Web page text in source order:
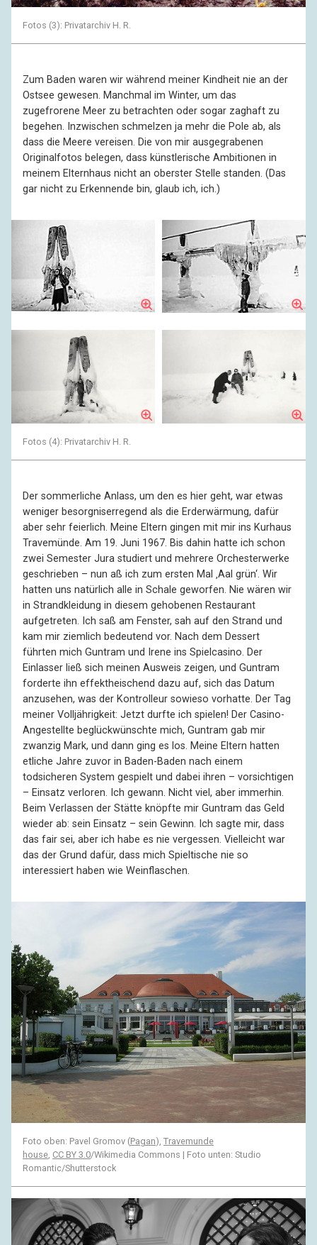
Fotos (3): Privatarchiv H. R.
Zum Baden waren wir während meiner Kindheit nie an der
Ostsee gewesen. Manchmal im Winter, um das
zugefrorene Meer zu betrachten oder sogar zaghaft zu
begehen. Inzwischen schmelzen ja mehr die Pole ab, als
dass die Meere vereisen. Die von mir ausgegrabenen
Originalfotos belegen, dass künstlerische Ambitionen in
meinem Elternhaus nicht an oberster Stelle standen. (Das
gar nicht zu Erkennende bin, glaub ich, ich.)
Fotos (4): Privatarchiv H. R.
Der sommerliche Anlass, um den es hier geht, war etwas
weniger besorgniserregend als die Erderwärmung, dafür
aber sehr feierlich. Meine Eltern gingen mit mir ins Kurhaus
Travemünde. Am 19. Juni 1967. Bis dahin hatte ich schon
zwei Semester Jura studiert und mehrere Orchesterwerke
geschrieben – nun aß ich zum ersten Mal ‚Aal grün‘. Wir
hatten uns natürlich alle in Schale geworfen. Nie wären wir
in Strandkleidung in diesem gehobenen Restaurant
aufgetreten. Ich saß am Fenster, sah auf den Strand und
kam mir ziemlich bedeutend vor. Nach dem Dessert
führten mich Guntram und Irene ins Spielcasino. Der
Einlasser ließ sich meinen Ausweis zeigen, und Guntram
forderte ihn effektheischend dazu auf, sich das Datum
anzusehen, was der Kontrolleur sowieso vorhatte. Der Tag
meiner Volljährigkeit: Jetzt durfte ich spielen! Der Casino-
Angestellte beglückwünschte mich, Guntram gab mir
zwanzig Mark, und dann ging es los. Meine Eltern hatten
etliche Jahre zuvor in Baden-Baden nach einem
todsicheren System gespielt und dabei ihren – vorsichtigen
– Einsatz verloren. Ich gewann. Nicht viel, aber immerhin.
Beim Verlassen der Stätte knöpfte mir Guntram das Geld
wieder ab: sein Einsatz – sein Gewinn. Ich sagte mir, dass
das fair sei, aber ich habe es nie vergessen. Vielleicht war
das der Grund dafür, dass mich Spieltische nie so
interessiert haben wie Weinflaschen.
Foto oben: Pavel Gromov (Pagan), Travemunde
house CC BY 3.0/Wikimedia Commons | Foto unten: Studio
Romantic/Shutterstock